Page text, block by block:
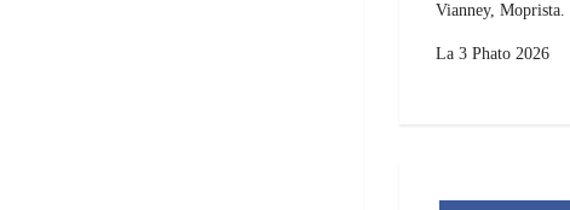
Vianney, Moprista.
La 3 Phato 2026